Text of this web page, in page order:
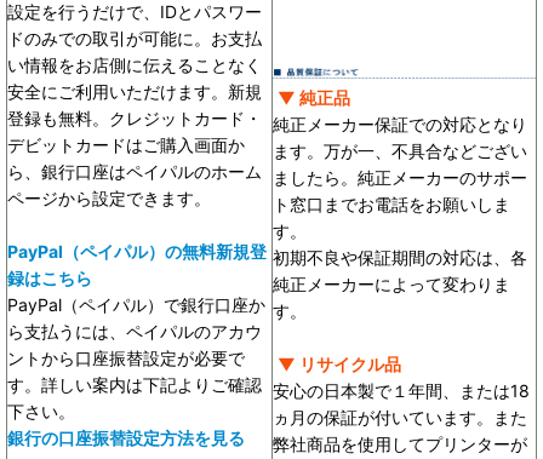
設定を行うだけで、IDとパスワー
ドのみでの取引が可能に。お支払
い情報をお店側に伝えることなく
安全にご利用いただけます。新規
登録も無料。クレジットカード・
デビットカードはご購入画面か
ら、銀行口座はペイパルのホーム
ページから設定できます。
PayPal（ペイパル）の無料新規登
録はこちら
PayPal（ペイパル）で銀行口座か
ら支払うには、ペイパルのアカウ
ントから口座振替設定が必要で
す。詳しい案内は下記よりご確認
下さい。
銀行の口座振替設定方法を見る
▼ 純正品
純正メーカー保証での対応となり
ます。万が一、不具合などござい
ましたら。純正メーカーのサポー
ト窓口までお電話をお願いしま
す。
初期不良や保証期間の対応は、各
純正メーカーによって変わりま
す。
▼ リサイクル品
安心の日本製で１年間、または18
ヵ月の保証が付いています。また
弊社商品を使用してプリンターが